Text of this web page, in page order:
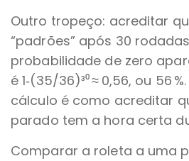
Outro tropeço: acreditar
“padrões” após 30
probabilidade de zero
é 1‑(35/36)³⁰ ≈ 0,56, ou 56
cálculo é como acreditar
parado tem a hora certa
Comparar a roleta a uma